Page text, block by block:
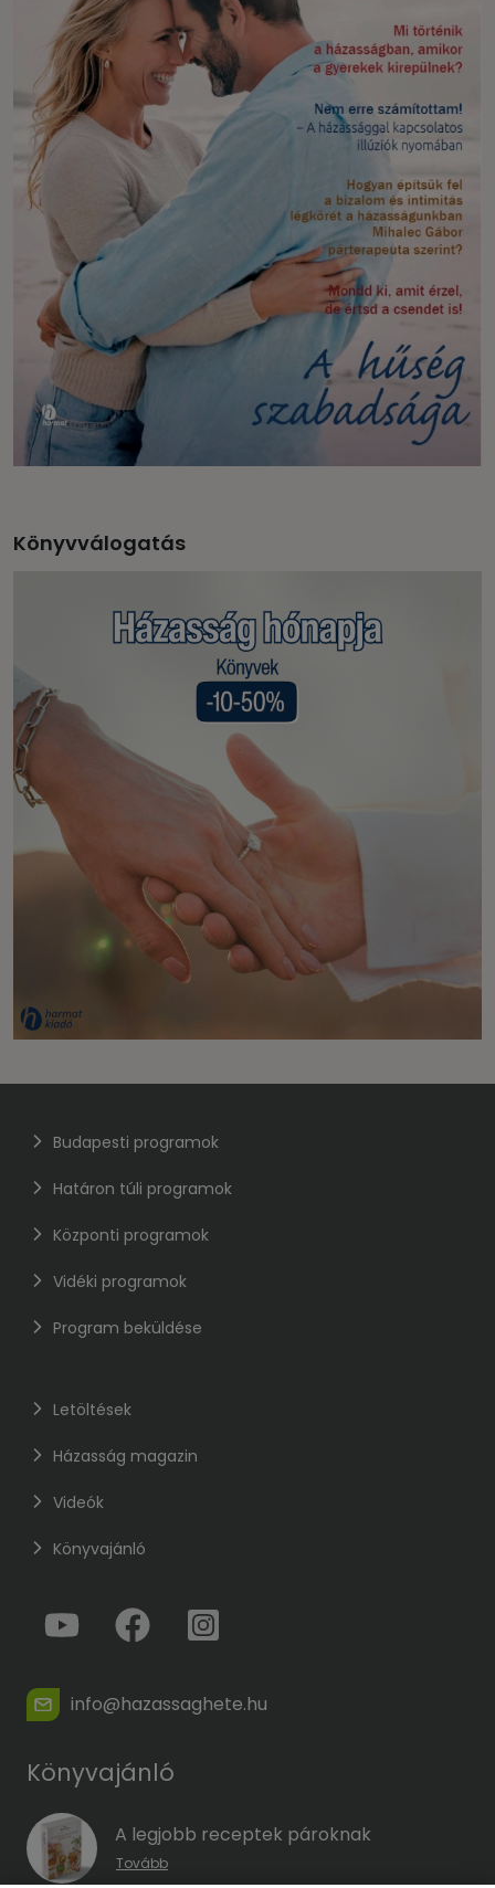
Könyvválogatás
Budapesti programok
Határon túli programok
Központi programok
Vidéki programok
Program beküldése
Letöltések
Házasság magazin
Videók
Könyvajánló
info@hazassaghete.hu
Könyvajánló
A legjobb receptek pároknak
Tovább